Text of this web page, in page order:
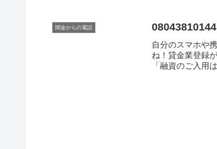
闇金からの電話
自分のスマホや
ね！貸金業登録
「融資のご入用